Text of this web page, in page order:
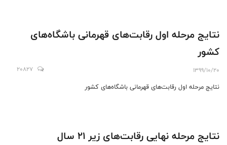
نتایج مرحله اول رقابت‌های قهرمانی باشگاه‌های
کشور
1399/10/20
20827
نتایج مرحله اول رقابت‌های قهرمانی باشگاه‌های کشور
نتایج مرحله نهایی رقابت‌های زیر 21 سال